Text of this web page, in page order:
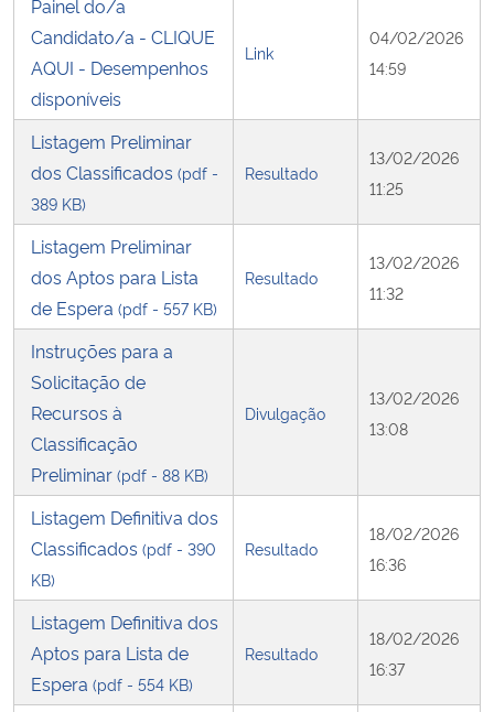
Painel do/a
Candidato/a - CLIQUE
AQUI - Desempenhos
disponíveis
Link
04/02/2026
14:59
Listagem Preliminar
dos Classificados (pdf -
389 KB)
Resultado
13/02/2026
11:25
Listagem Preliminar
dos Aptos para Lista
de Espera (pdf - 557 KB)
Resultado
13/02/2026
11:32
Instruções para a
Solicitação de
Recursos à
Classificação
Preliminar (pdf - 88 KB)
Divulgação
13/02/2026
13:08
Listagem Definitiva dos
Classificados (pdf - 390
KB)
Resultado
18/02/2026
16:36
Listagem Definitiva dos
Aptos para Lista de
Espera (pdf - 554 KB)
Resultado
18/02/2026
16:37